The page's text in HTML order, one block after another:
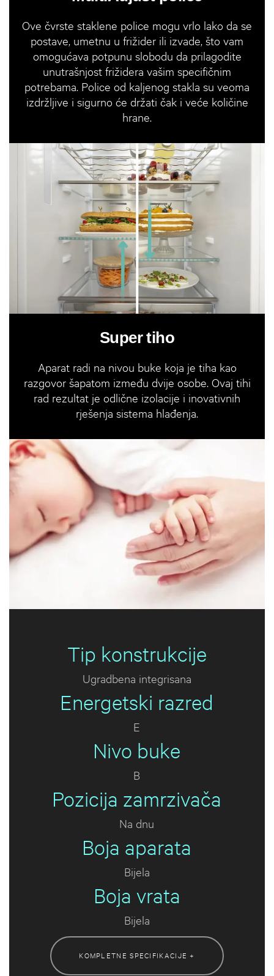
Ove čvrste staklene police mogu vrlo lako da se
postave, umetnu u frižider ili izvade, što vam
omogućava potpunu slobodu da prilagodite
unutrašnjost frižidera vašim specifičnim
potrebama. Police od kaljenog stakla su veoma
izdržljive i sigurno će držati čak i veće količine
hrane.
Super tiho
Aparat radi na nivou buke koja je tiha kao
razgovor šapatom između dvije osobe. Ovaj tihi
rad rezultat je odlične izolacije i inovativnih
rješenja sistema hlađenja.
Tip konstrukcije
Ugradbena integrisana
Energetski razred
E
Nivo buke
B
Pozicija zamrzivača
Na dnu
Boja aparata
Bijela
Boja vrata
Bijela
KOMPLETNE SPECIFIKACIJE +